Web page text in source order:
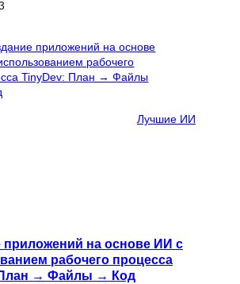
Лучшие ИИ
приложений на основе ИИ с
рабочего процесса
→ Файлы → Код